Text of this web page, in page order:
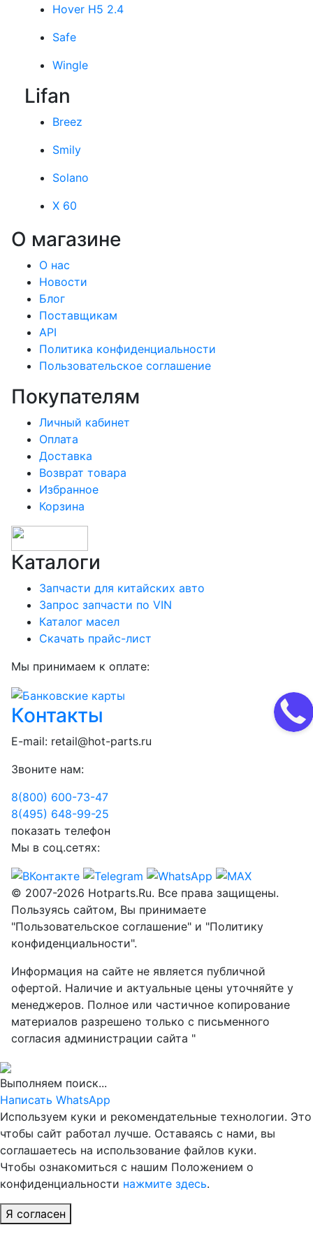
Hover H5 2.4
Safe
Wingle
Lifan
Breez
Smily
Solano
X 60
О магазине
О нас
Новости
Блог
Поставщикам
API
Политика конфиденциальности
Пользовательское соглашение
Покупателям
Личный кабинет
Оплата
Доставка
Возврат товара
Избранное
Корзина
Каталоги
Запчасти для китайских авто
Запрос запчасти по VIN
Каталог масел
Скачать прайс-лист
Мы принимаем к оплате:
Контакты
E-mail: retail@hot-parts.ru
Звоните нам:
8(800) 600-73-47
8(495) 648-99-25
показать телефон
Мы в соц.сетях:
© 2007-2026 Hotparts.Ru. Все права защищены.
Пользуясь сайтом, Вы принимаете
"Пользовательское соглашение" и "Политику
конфиденциальности".
Информация на сайте не является публичной
офертой. Наличие и актуальные цены уточняйте у
менеджеров. Полное или частичное копирование
материалов разрешено только с письменного
согласия администрации сайта "
Выполняем поиск...
Написать WhatsApp
Используем куки и рекомендательные технологии. Это
чтобы сайт работал лучше. Оставаясь с нами, вы
соглашаетесь на использование файлов куки.
Чтобы ознакомиться с нашим Положением о
конфиденциальности нажмите здесь.
Я согласен